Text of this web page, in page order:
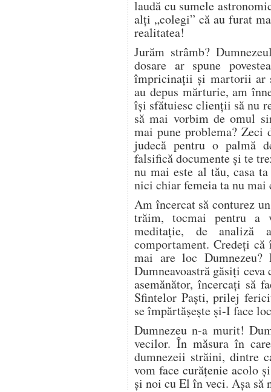
laudă cu sumele
alți „colegi” că au furat
realitatea!
Jurăm strâmb?
dosare ar spune
împricinații și martorii ar
au depus mărturie, am
își sfătuiesc clienții să nu
să mai vorbim de omul
mai pune problema? Zeci
judecă pentru o palmă
falsifică documente și te
nu mai este al tău, casa
nici chiar femeia ta nu mai
Am încercat să conturez
trăim, tocmai pentru a
meditație, de
comportament. Credeți
mai are loc
Dumneavoastră găsiți ceva
asemănător, încercați să
Sfintelor Paști, prilej
se împărtășește și-I face
Dumnezeu n-a murit!
vecilor. În măsura în
dumnezeii străini, dintre
vom face curățenie acolo
și noi cu El în veci. Așa să